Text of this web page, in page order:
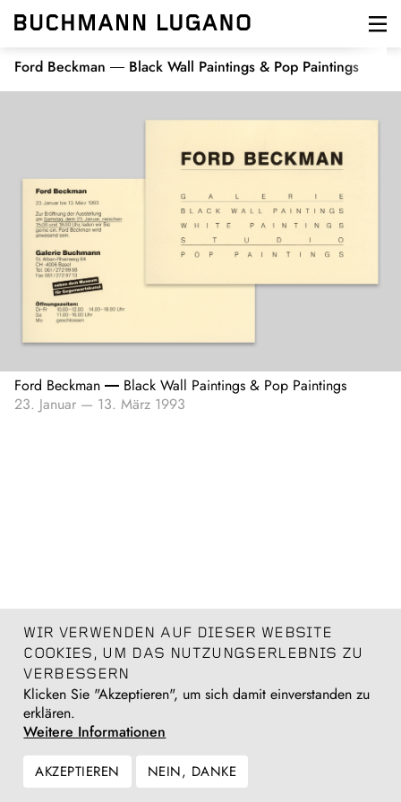
Direkt
zum
Ford Beckman
Black Wall Paintings & Pop Paintings
Ford Beckman
Black Wall Paintings & Pop Paintings
23. Januar — 13. März 1993
WIR VERWENDEN AUF DIESER WEBSITE
COOKIES, UM DAS NUTZUNGSERLEBNIS ZU
VERBESSERN
Klicken Sie "Akzeptieren", um sich damit einverstanden zu
erklären.
Weitere Informationen
AKZEPTIEREN NEIN, DANKE